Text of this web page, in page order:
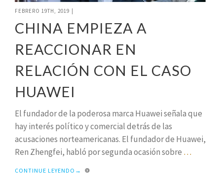
FEBRERO 19TH, 2019
CHINA EMPIEZA A
REACCIONAR EN
RELACIÓN CON EL CASO
HUAWEI
El fundador de la poderosa marca Huawei señala que
hay interés político y comercial detrás de las
acusaciones norteamericanas. El fundador de Huawei,
Ren Zhengfei, habló por segunda ocasión sobre …
CONTINUE LEYENDO →